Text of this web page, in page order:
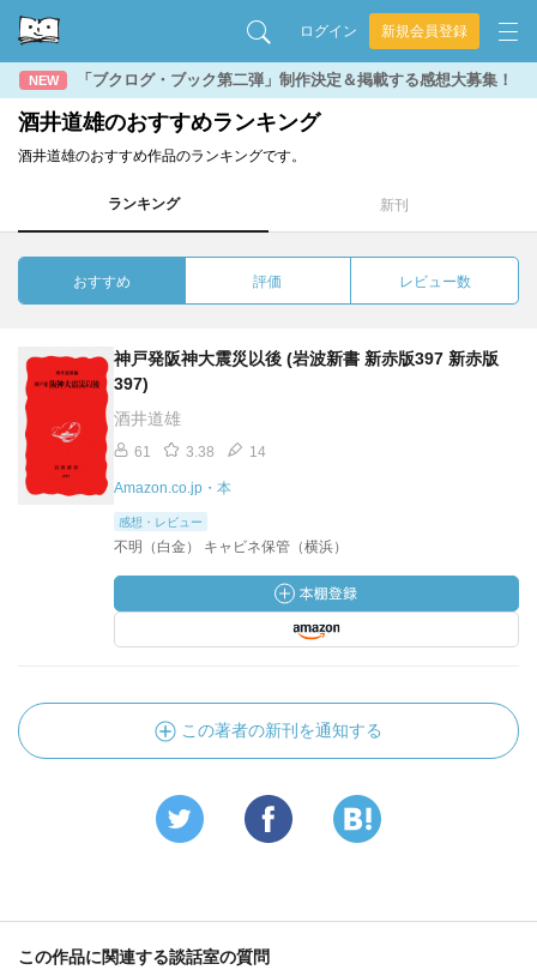
ログイン 新規会員登録
NEW 「ブクログ・ブック第二弾」制作決定＆掲載する感想大募集！
酒井道雄のおすすめランキング
酒井道雄のおすすめ作品のランキングです。
ランキング 新刊
おすすめ 評価 レビュー数
神戸発阪神大震災以後 (岩波新書 新赤版397 新赤版
397)
酒井道雄
61 3.38 14
Amazon.co.jp・本
感想・レビュー
不明（白金） キャビネ保管（横浜）
この著者の新刊を通知する
この作品に関連する談話室の質問